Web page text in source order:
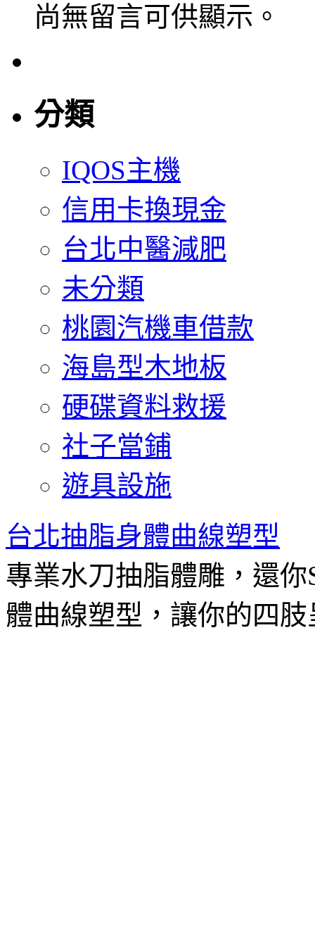
尚無留言可供顯示。
分類
IQOS主機
信用卡換現金
台北中醫減肥
未分類
桃園汽機車借款
海島型木地板
硬碟資料救援
社子當鋪
遊具設施
台北抽脂身體曲線塑型
專業水刀抽脂體雕，還
體曲線塑型，讓你的四